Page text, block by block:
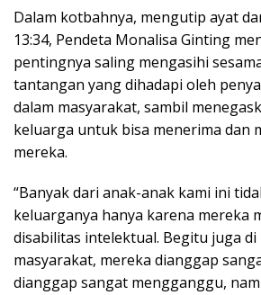
Dalam kotbahnya, mengutip ayat
13:34, Pendeta Monalisa Ginting
pentingnya saling mengasihi
tantangan yang dihadapi oleh
dalam masyarakat, sambil
keluarga untuk bisa menerima dan
mereka.
“Banyak dari anak-anak kami ini
keluarganya hanya karena mereka
disabilitas intelektual. Begitu juga
masyarakat, mereka dianggap
dianggap sangat mengganggu,